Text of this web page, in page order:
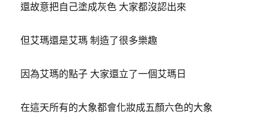
還故意把自己塗成灰色 大家都沒認出來
但艾瑪還是艾瑪 制造了很多樂趣
因為艾瑪的點子 大家還立了一個艾瑪日
在這天所有的大象都會化妝成五顏六色的大象